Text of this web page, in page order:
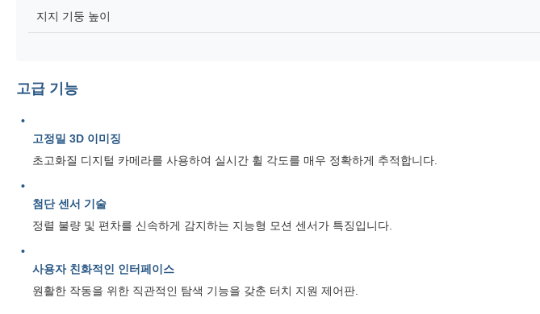
지지 기둥 높이
고급 기능
고정밀 3D 이미징
초고화질 디지털 카메라를 사용하여 실시간 휠 각도를 매우 정확하게 추적합니다.
첨단 센서 기술
정렬 불량 및 편차를 신속하게 감지하는 지능형 모션 센서가 특징입니다.
사용자 친화적인 인터페이스
원활한 작동을 위한 직관적인 탐색 기능을 갖춘 터치 지원 제어판.